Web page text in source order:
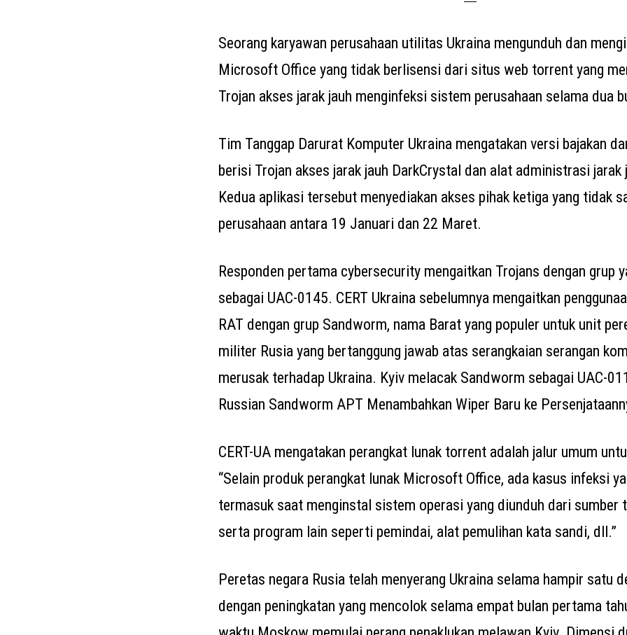
Seorang karyawan perusahaan utilitas Ukraina mengunduh dan
Microsoft Office yang tidak berlisensi dari situs web torrent yang
Trojan akses jarak jauh menginfeksi sistem perusahaan selama dua
Tim Tanggap Darurat Komputer Ukraina mengatakan versi bajakan
berisi Trojan akses jarak jauh DarkCrystal dan alat administrasi jarak
Kedua aplikasi tersebut menyediakan akses pihak ketiga yang tidak
perusahaan antara 19 Januari dan 22 Maret.
Responden pertama cybersecurity mengaitkan Trojans dengan grup
sebagai UAC-0145. CERT Ukraina sebelumnya mengaitkan
RAT dengan grup Sandworm, nama Barat yang populer untuk unit
militer Rusia yang bertanggung jawab atas serangkaian serangan
merusak terhadap Ukraina. Kyiv melacak Sandworm sebagai UAC-
Russian Sandworm APT Menambahkan Wiper Baru ke
CERT-UA mengatakan perangkat lunak torrent adalah jalur umum
“Selain produk perangkat lunak Microsoft Office, ada kasus infeksi
termasuk saat menginstal sistem operasi yang diunduh dari sumber
serta program lain seperti pemindai, alat pemulihan kata sandi, dll.”
Peretas negara Rusia telah menyerang Ukraina selama hampir satu
dengan peningkatan yang mencolok selama empat bulan pertama